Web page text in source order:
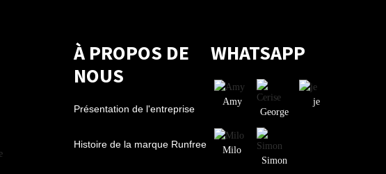
À PROPOS DE
NOUS
Présentation de l'entreprise
Histoire de la marque Runfree
WHATSAPP
Amy
George
je
Milo
Simon